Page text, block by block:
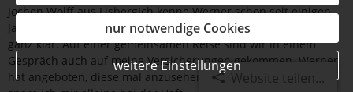
Jochen Wolff aus LisbergIch kenne Werner schon seit einigen
Jahren. Allerdings war mir sein Tätigkeitsfeld bislang nicht so
ganz klar. Auf einer gemeinsamen Reise sind wir in einem
Gespräch auch auf meine Versicherungen gekommen. Werner
hat angeboten, diese mal anzusehen. Nach seinem Check
nur notwendige Cookies
weitere Einstellungen
Website teilen...